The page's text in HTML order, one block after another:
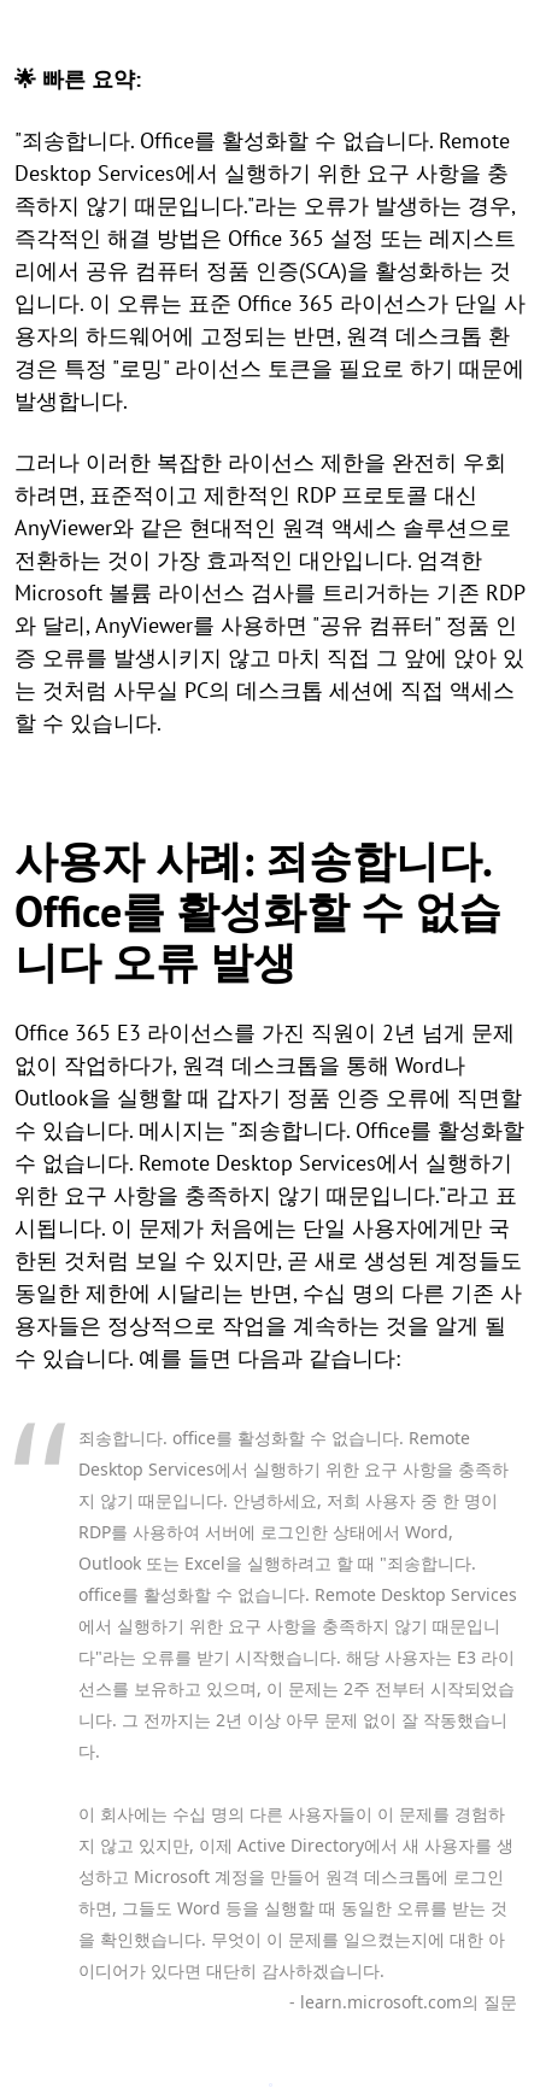
🌟 빠른 요약:
"죄송합니다. Office를 활성화할 수 없습니다. Remote
Desktop Services에서 실행하기 위한 요구 사항을 충
족하지 않기 때문입니다."라는 오류가 발생하는 경우,
즉각적인 해결 방법은 Office 365 설정 또는 레지스트
리에서 공유 컴퓨터 정품 인증(SCA)을 활성화하는 것
입니다. 이 오류는 표준 Office 365 라이선스가 단일 사
용자의 하드웨어에 고정되는 반면, 원격 데스크톱 환
경은 특정 "로밍" 라이선스 토큰을 필요로 하기 때문에
발생합니다.
그러나 이러한 복잡한 라이선스 제한을 완전히 우회
하려면, 표준적이고 제한적인 RDP 프로토콜 대신
AnyViewer와 같은 현대적인 원격 액세스 솔루션으로
전환하는 것이 가장 효과적인 대안입니다. 엄격한
Microsoft 볼륨 라이선스 검사를 트리거하는 기존 RDP
와 달리, AnyViewer를 사용하면 "공유 컴퓨터" 정품 인
증 오류를 발생시키지 않고 마치 직접 그 앞에 앉아 있
는 것처럼 사무실 PC의 데스크톱 세션에 직접 액세스
할 수 있습니다.
사용자 사례: 죄송합니다.
Office를 활성화할 수 없습
니다 오류 발생
Office 365 E3 라이선스를 가진 직원이 2년 넘게 문제
없이 작업하다가, 원격 데스크톱을 통해 Word나
Outlook을 실행할 때 갑자기 정품 인증 오류에 직면할
수 있습니다. 메시지는 "죄송합니다. Office를 활성화할
수 없습니다. Remote Desktop Services에서 실행하기
위한 요구 사항을 충족하지 않기 때문입니다."라고 표
시됩니다. 이 문제가 처음에는 단일 사용자에게만 국
한된 것처럼 보일 수 있지만, 곧 새로 생성된 계정들도
동일한 제한에 시달리는 반면, 수십 명의 다른 기존 사
용자들은 정상적으로 작업을 계속하는 것을 알게 될
수 있습니다. 예를 들면 다음과 같습니다:
죄송합니다. office를 활성화할 수 없습니다. Remote
Desktop Services에서 실행하기 위한 요구 사항을 충족하
지 않기 때문입니다. 안녕하세요, 저희 사용자 중 한 명이
RDP를 사용하여 서버에 로그인한 상태에서 Word,
Outlook 또는 Excel을 실행하려고 할 때 "죄송합니다.
office를 활성화할 수 없습니다. Remote Desktop Services
에서 실행하기 위한 요구 사항을 충족하지 않기 때문입니
다"라는 오류를 받기 시작했습니다. 해당 사용자는 E3 라이
선스를 보유하고 있으며, 이 문제는 2주 전부터 시작되었습
니다. 그 전까지는 2년 이상 아무 문제 없이 잘 작동했습니
다.
이 회사에는 수십 명의 다른 사용자들이 이 문제를 경험하
지 않고 있지만, 이제 Active Directory에서 새 사용자를 생
성하고 Microsoft 계정을 만들어 원격 데스크톱에 로그인
하면, 그들도 Word 등을 실행할 때 동일한 오류를 받는 것
을 확인했습니다. 무엇이 이 문제를 일으켰는지에 대한 아
이디어가 있다면 대단히 감사하겠습니다.
- learn.microsoft.com의 질문